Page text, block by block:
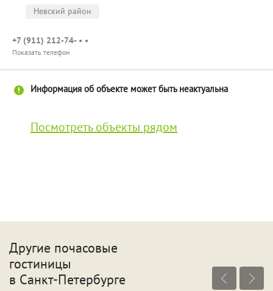
Невский район
+7 (911) 212-74- • •
Показать телефон
Информация об объекте может быть неактуальна
Посмотреть объекты рядом
Другие почасовые
гостиницы
в Санкт-Петербурге